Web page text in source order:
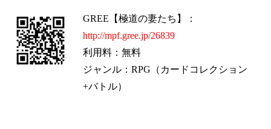
GREE 【極道の妻たち】：
http://mpf.gree.jp/26839
利用料：無料
ジャンル： RPG （カードコレクション
+バトル）